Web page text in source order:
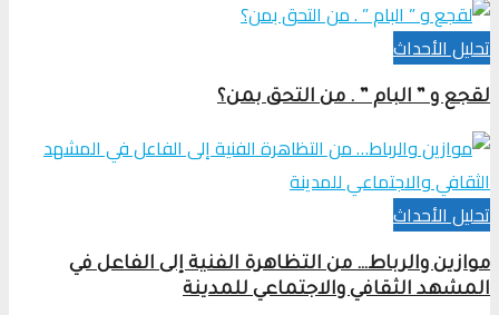
تحلیل الأحداث
لقجع و ” البام ” . من التحق بمن؟
تحلیل الأحداث
موازين والرباط… من التظاهرة الفنية إلى الفاعل في
المشهد الثقافي والاجتماعي للمدينة